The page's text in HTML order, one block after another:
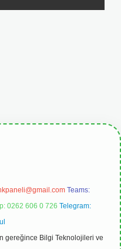
Teams:
0262 606 0 726 Telegram:
gereğince Bilgi Teknolojileri ve